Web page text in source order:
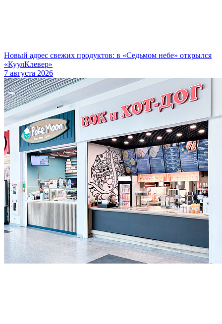
Новый адрес свежих продуктов: в «Седьмом небе» открылся
«КуулКлевер»
7 августа 2026